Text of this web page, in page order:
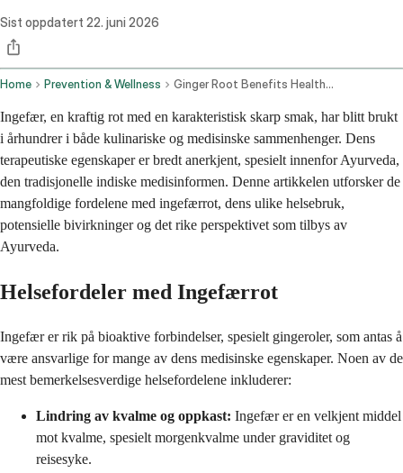
Sist oppdatert 22. juni 2026
Home Prevention & Wellness Ginger Root Benefits Health Uses Side Effects And The Ayurvedic View
Ingefær, en kraftig rot med en karakteristisk skarp smak, har blitt brukt
i århundrer i både kulinariske og medisinske sammenhenger. Dens
terapeutiske egenskaper er bredt anerkjent, spesielt innenfor Ayurveda,
den tradisjonelle indiske medisinformen. Denne artikkelen utforsker de
mangfoldige fordelene med ingefærrot, dens ulike helsebruk,
potensielle bivirkninger og det rike perspektivet som tilbys av
Ayurveda.
Helsefordeler med Ingefærrot
Ingefær er rik på bioaktive forbindelser, spesielt gingeroler, som antas å
være ansvarlige for mange av dens medisinske egenskaper. Noen av de
mest bemerkelsesverdige helsefordelene inkluderer:
Lindring av kvalme og oppkast: Ingefær er en velkjent middel
mot kvalme, spesielt morgenkvalme under graviditet og
reisesyke.